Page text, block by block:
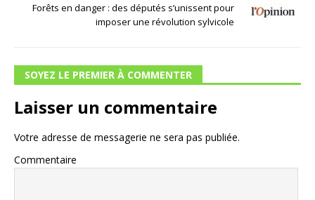
Forêts en danger : des députés s’unissent pour
imposer une révolution sylvicole
SOYEZ LE PREMIER À COMMENTER
Laisser un commentaire
Votre adresse de messagerie ne sera pas publiée.
Commentaire